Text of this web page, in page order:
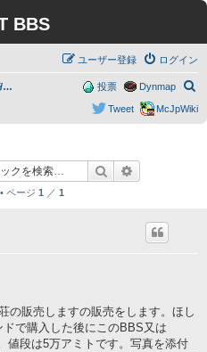
BBS
ログイン
ユーザー登録
建売/分譲地
索
Dynmap
投票
McJpWiki
Tweet
検索
ページ 1 ／ 1
の販売しますの販売をします。ほし
で購入した後にこのBBS又は
値段は5万アミトです。写真を添付